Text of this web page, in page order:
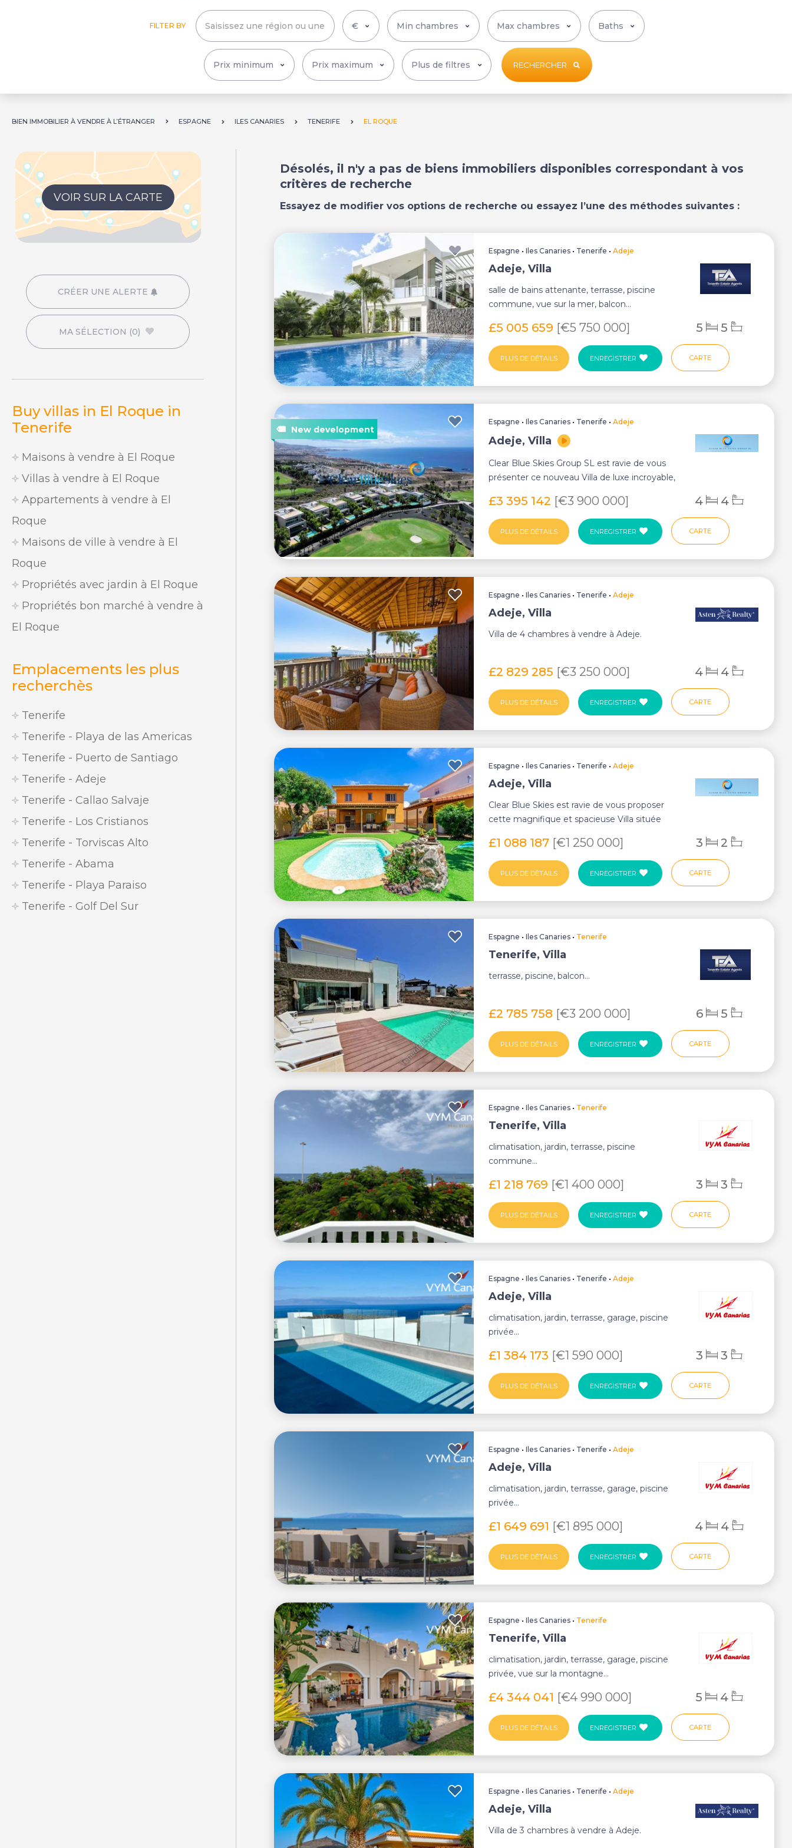
FILTER BY
Plus de filtres RECHERCHER
BIEN IMMOBILIER À VENDRE À L’ÉTRANGER ESPAGNE ILES CANARIES TENERIFE EL ROQUE
VOIR SUR LA CARTE
CRÉER UNE ALERTE
MA SÉLECTION (0)
Buy villas in El Roque in
Tenerife
Maisons à vendre à El Roque
Villas à vendre à El Roque
Appartements à vendre à El
Roque
Maisons de ville à vendre à El
Roque
Propriétés avec jardin à El Roque
Propriétés bon marché à vendre à
El Roque
Emplacements les plus
recherchès
Tenerife
Tenerife - Playa de las Americas
Tenerife - Puerto de Santiago
Tenerife - Adeje
Tenerife - Callao Salvaje
Tenerife - Los Cristianos
Tenerife - Torviscas Alto
Tenerife - Abama
Tenerife - Playa Paraiso
Tenerife - Golf Del Sur
Désolés, il n'y a pas de biens immobiliers disponibles correspondant à vos
critères de recherche
Essayez de modifier vos options de recherche ou essayez l’une des méthodes suivantes :
Espagne •Iles Canaries • Tenerife •Adeje
Adeje, Villa
salle de bains attenante, terrasse, piscine
commune, vue sur la mer, balcon...
£5 005 659 [€5 750 000] 5 5
PLUS DE DÉTAILS ENREGISTRER CARTE
Espagne •Iles Canaries • Tenerife •Adeje
Adeje, Villa
Clear Blue Skies Group SL est ravie de vous
présenter ce nouveau Villa de luxe incroyable,
£3 395 142 [€3 900 000] 4 4
PLUS DE DÉTAILS ENREGISTRER CARTE
Espagne •Iles Canaries • Tenerife •Adeje
Adeje, Villa
Villa de 4 chambres à vendre à Adeje.
£2 829 285 [€3 250 000] 4 4
PLUS DE DÉTAILS ENREGISTRER CARTE
Espagne •Iles Canaries • Tenerife •Adeje
Adeje, Villa
Clear Blue Skies est ravie de vous proposer
cette magnifique et spacieuse Villa située
£1 088 187 [€1 250 000] 3 2
PLUS DE DÉTAILS ENREGISTRER CARTE
Espagne •Iles Canaries • Tenerife
Tenerife, Villa
terrasse, piscine, balcon...
£2 785 758 [€3 200 000] 6 5
PLUS DE DÉTAILS ENREGISTRER CARTE
Espagne •Iles Canaries • Tenerife
Tenerife, Villa
climatisation, jardin, terrasse, piscine
commune...
£1 218 769 [€1 400 000] 3 3
PLUS DE DÉTAILS ENREGISTRER CARTE
Espagne •Iles Canaries • Tenerife •Adeje
Adeje, Villa
climatisation, jardin, terrasse, garage, piscine
privée...
£1 384 173 [€1 590 000] 3 3
PLUS DE DÉTAILS ENREGISTRER CARTE
Espagne •Iles Canaries • Tenerife •Adeje
Adeje, Villa
climatisation, jardin, terrasse, garage, piscine
privée...
£1 649 691 [€1 895 000] 4 4
PLUS DE DÉTAILS ENREGISTRER CARTE
Espagne •Iles Canaries • Tenerife
Tenerife, Villa
climatisation, jardin, terrasse, garage, piscine
privée, vue sur la montagne...
£4 344 041 [€4 990 000] 5 4
PLUS DE DÉTAILS ENREGISTRER CARTE
Espagne •Iles Canaries • Tenerife •Adeje
Adeje, Villa
Villa de 3 chambres à vendre à Adeje.